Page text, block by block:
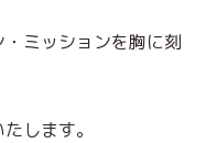
ミッションを胸に刻
します。